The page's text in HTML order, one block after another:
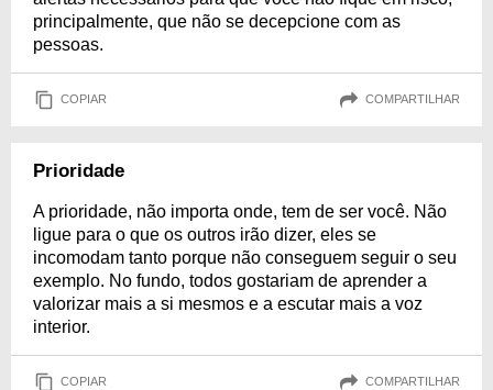
principalmente, que não se decepcione com as
pessoas.
COPIAR COMPARTILHAR
Prioridade
A prioridade, não importa onde, tem de ser você. Não
ligue para o que os outros irão dizer, eles se
incomodam tanto porque não conseguem seguir o seu
exemplo. No fundo, todos gostariam de aprender a
valorizar mais a si mesmos e a escutar mais a voz
interior.
COPIAR COMPARTILHAR